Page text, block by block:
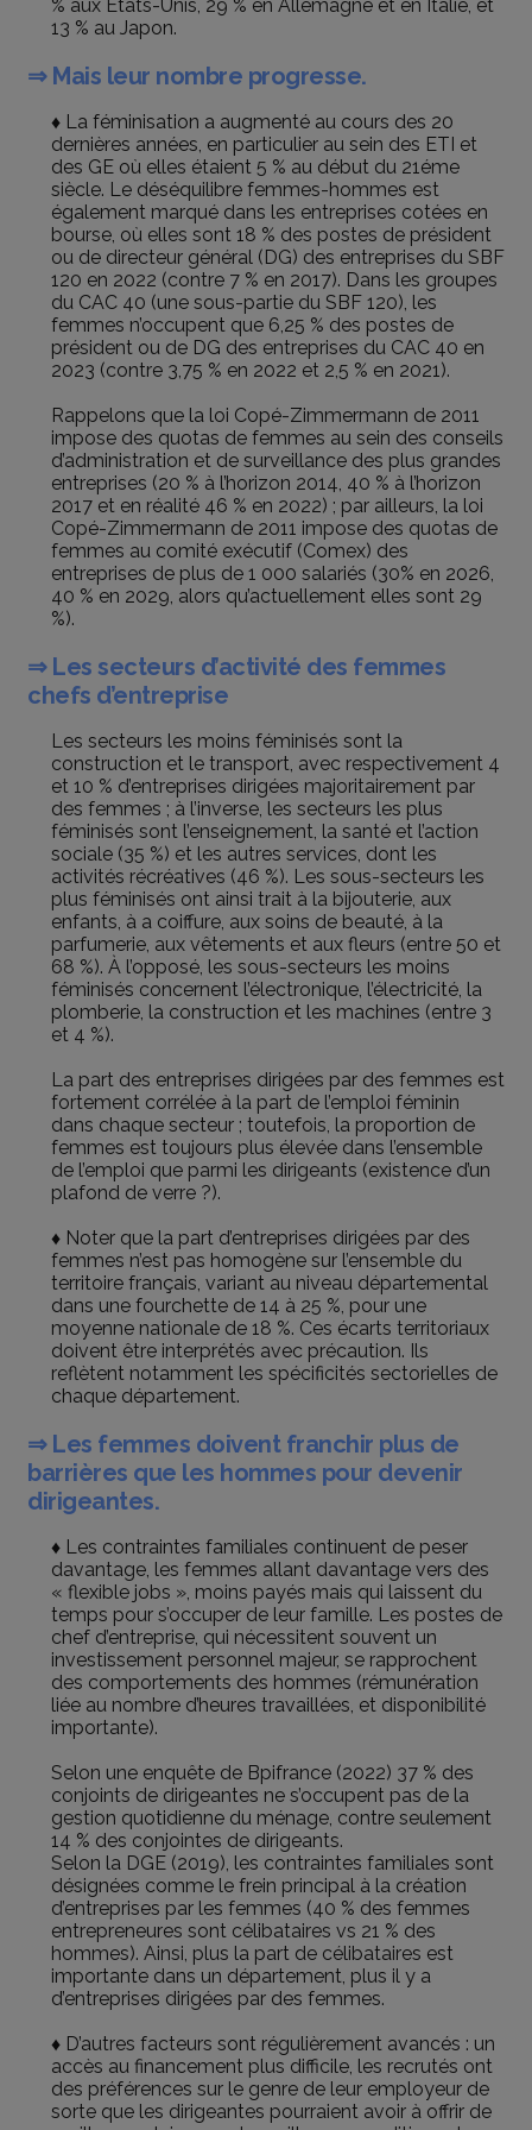
% aux États-Unis, 29 % en Allemagne et en Italie, et
13 % au Japon.
⇒ Mais leur nombre progresse.
♦ La féminisation a augmenté au cours des 20
dernières années, en particulier au sein des ETI et
des GE où elles étaient 5 % au début du 21éme
siècle. Le déséquilibre femmes-hommes est
également marqué dans les entreprises cotées en
bourse, où elles sont 18 % des postes de président
ou de directeur général (DG) des entreprises du SBF
120 en 2022 (contre 7 % en 2017). Dans les groupes
du CAC 40 (une sous-partie du SBF 120), les
femmes n’occupent que 6,25 % des postes de
président ou de DG des entreprises du CAC 40 en
2023 (contre 3,75 % en 2022 et 2,5 % en 2021).
Rappelons que la loi Copé-Zimmermann de 2011
impose des quotas de femmes au sein des conseils
d’administration et de surveillance des plus grandes
entreprises (20 % à l’horizon 2014, 40 % à l’horizon
2017 et en réalité 46 % en 2022) ; par ailleurs, la loi
Copé-Zimmermann de 2011 impose des quotas de
femmes au comité exécutif (Comex) des
entreprises de plus de 1 000 salariés (30% en 2026,
40 % en 2029, alors qu’actuellement elles sont 29
%).
⇒ Les secteurs d’activité des femmes
chefs d’entreprise
Les secteurs les moins féminisés sont la
construction et le transport, avec respectivement 4
et 10 % d’entreprises dirigées majoritairement par
des femmes ; à l’inverse, les secteurs les plus
féminisés sont l’enseignement, la santé et l’action
sociale (35 %) et les autres services, dont les
activités récréatives (46 %). Les sous-secteurs les
plus féminisés ont ainsi trait à la bijouterie, aux
enfants, à a coiffure, aux soins de beauté, à la
parfumerie, aux vêtements et aux fleurs (entre 50 et
68 %). À l’opposé, les sous-secteurs les moins
féminisés concernent l’électronique, l’électricité, la
plomberie, la construction et les machines (entre 3
et 4 %).
La part des entreprises dirigées par des femmes est
fortement corrélée à la part de l’emploi féminin
dans chaque secteur ; toutefois, la proportion de
femmes est toujours plus élevée dans l’ensemble
de l’emploi que parmi les dirigeants (existence d’un
plafond de verre ?).
♦ Noter que la part d’entreprises dirigées par des
femmes n’est pas homogène sur l’ensemble du
territoire français, variant au niveau départemental
dans une fourchette de 14 à 25 %, pour une
moyenne nationale de 18 %. Ces écarts territoriaux
doivent être interprétés avec précaution. Ils
reflètent notamment les spécificités sectorielles de
chaque département.
⇒ Les femmes doivent franchir plus de
barrières que les hommes pour devenir
dirigeantes.
♦ Les contraintes familiales continuent de peser
davantage, les femmes allant davantage vers des
« flexible jobs », moins payés mais qui laissent du
temps pour s’occuper de leur famille. Les postes de
chef d’entreprise, qui nécessitent souvent un
investissement personnel majeur, se rapprochent
des comportements des hommes (rémunération
liée au nombre d’heures travaillées, et disponibilité
importante).
Selon une enquête de Bpifrance (2022) 37 % des
conjoints de dirigeantes ne s’occupent pas de la
gestion quotidienne du ménage, contre seulement
14 % des conjointes de dirigeants.
Selon la DGE (2019), les contraintes familiales sont
désignées comme le frein principal à la création
d’entreprises par les femmes (40 % des femmes
entrepreneures sont célibataires vs 21 % des
hommes). Ainsi, plus la part de célibataires est
importante dans un département, plus il y a
d’entreprises dirigées par des femmes.
♦ D’autres facteurs sont régulièrement avancés : un
accès au financement plus difficile, les recrutés ont
des préférences sur le genre de leur employeur de
sorte que les dirigeantes pourraient avoir à offrir de